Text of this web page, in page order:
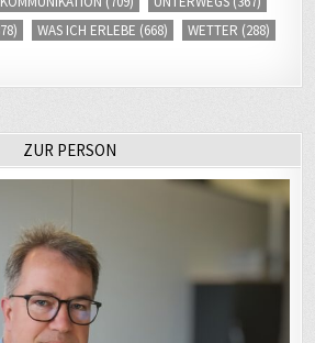
WAS ICH ERLEBE (668) WETTER (288)
ZUR PERSON